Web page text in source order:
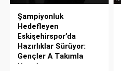
Şampiyonluk
Hedefleyen
Eskişehirspor’da
Hazırlıklar Sürüyor:
Gençler A Takımla
Hazırlanıyor